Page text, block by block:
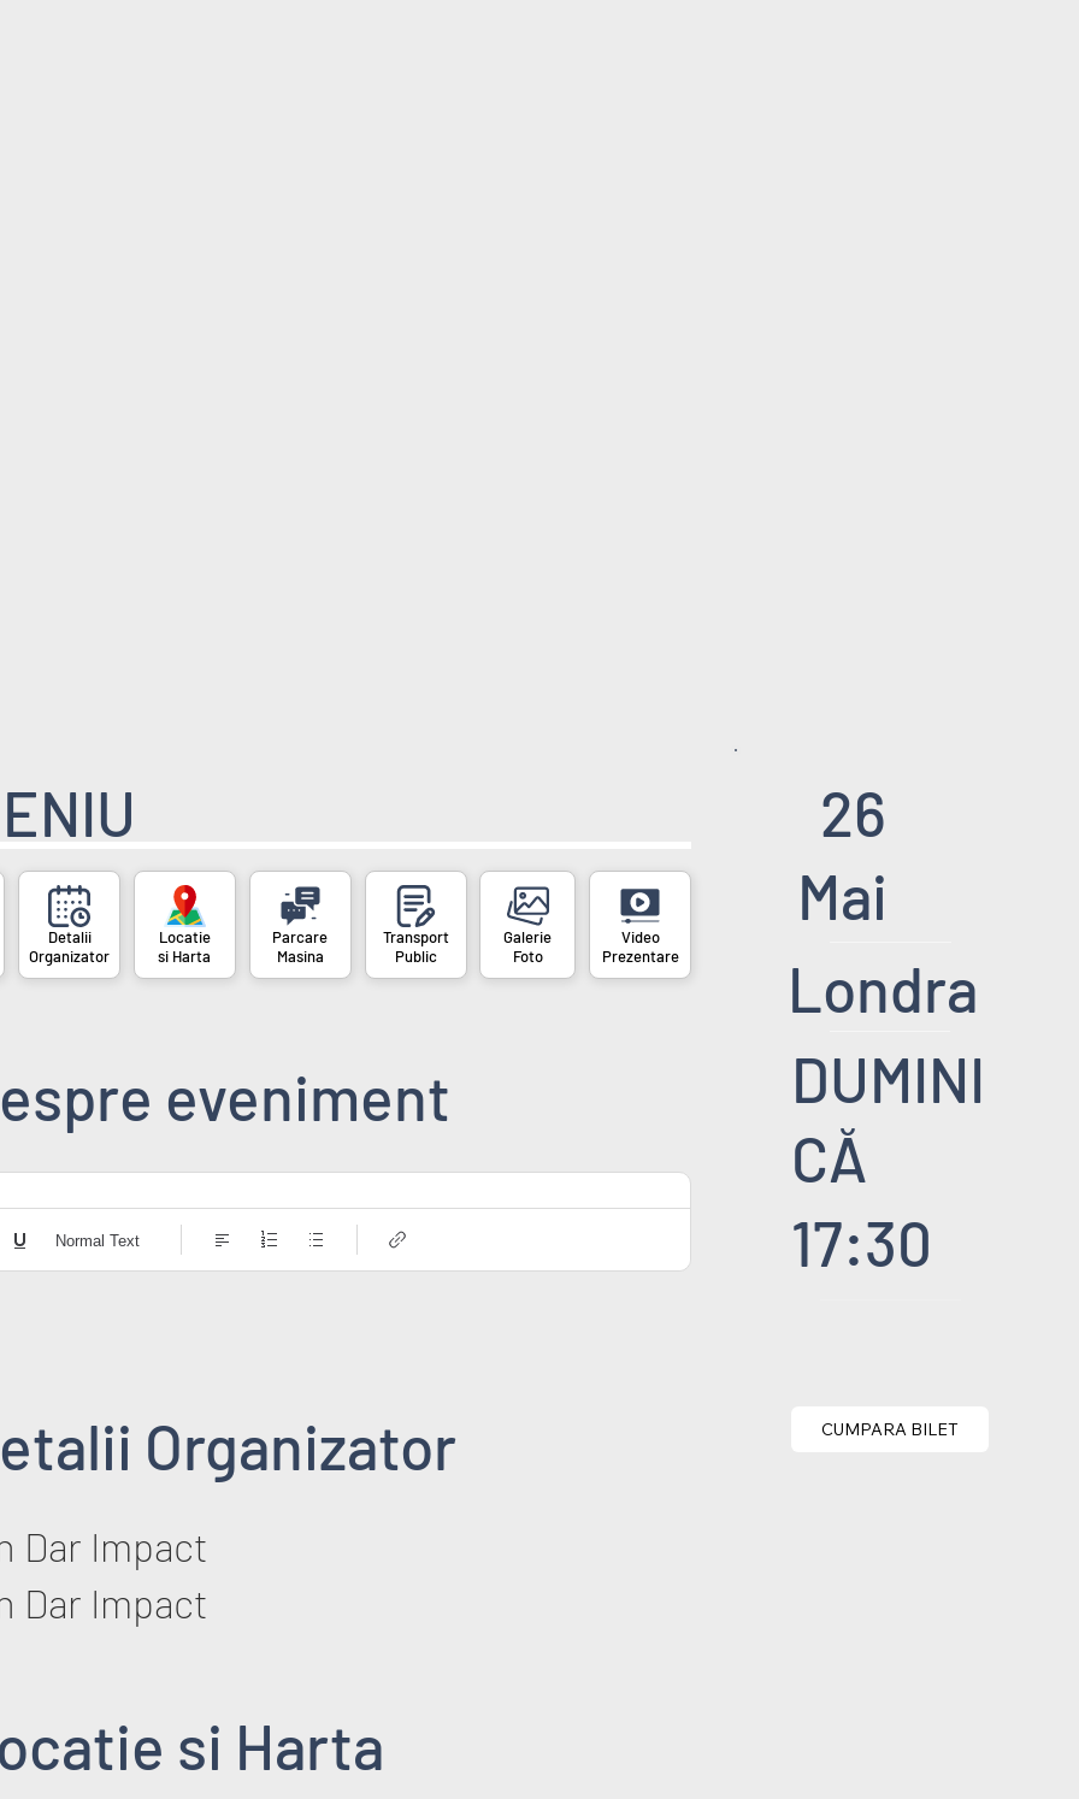
Organizator
si Harta
Masina
Public
Galerie
Foto
Prezentare
eveniment
Normal Text
Organizator
Dar Impact
Dar Impact
si Harta
26
Mai
Londra
DUMINI
CĂ
17:30
CUMPARA BILET